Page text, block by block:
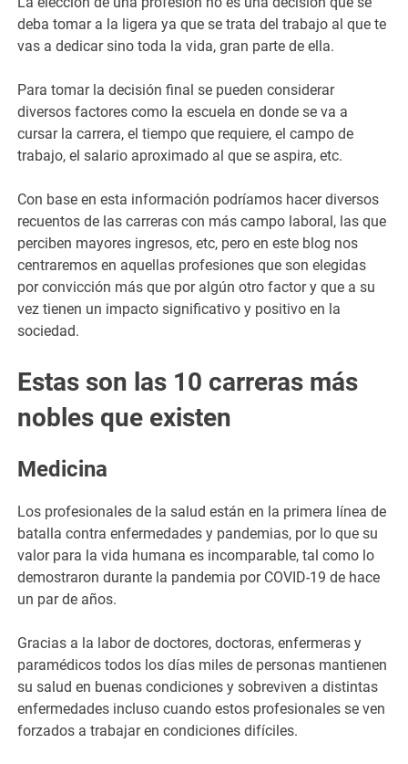
deba tomar a la ligera ya que se trata del trabajo al que te
vas a dedicar sino toda la vida, gran parte de ella.
Para tomar la decisión final se pueden considerar
diversos factores como la escuela en donde se va a
cursar la carrera, el tiempo que requiere, el campo de
trabajo, el salario aproximado al que se aspira, etc.
Con base en esta información podríamos hacer diversos
recuentos de las carreras con más campo laboral, las que
perciben mayores ingresos, etc, pero en este blog nos
centraremos en aquellas profesiones que son elegidas
por convicción más que por algún otro factor y que a su
vez tienen un impacto significativo y positivo en la
sociedad.
Estas son las 10 carreras más
nobles que existen
Medicina
Los profesionales de la salud están en la primera línea de
batalla contra enfermedades y pandemias, por lo que su
valor para la vida humana es incomparable, tal como lo
demostraron durante la pandemia por COVID-19 de hace
un par de años.
Gracias a la labor de doctores, doctoras, enfermeras y
paramédicos todos los días miles de personas mantienen
su salud en buenas condiciones y sobreviven a distintas
enfermedades incluso cuando estos profesionales se ven
forzados a trabajar en condiciones difíciles.